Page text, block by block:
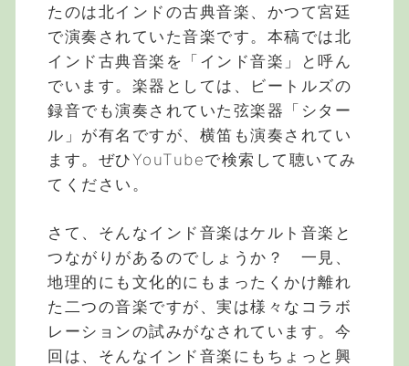
たのは北インドの古典音楽、かつて宮廷
で演奏されていた音楽です。本稿では北
インド古典音楽を「インド音楽」と呼ん
でいます。楽器としては、ビートルズの
録音でも演奏されていた弦楽器「シター
ル」が有名ですが、横笛も演奏されてい
ます。ぜひYouTubeで検索して聴いてみ
てください。
さて、そんなインド音楽はケルト音楽と
つながりがあるのでしょうか？ 一見、
地理的にも文化的にもまったくかけ離れ
た二つの音楽ですが、実は様々なコラボ
レーションの試みがなされています。今
回は、そんなインド音楽にもちょっと興